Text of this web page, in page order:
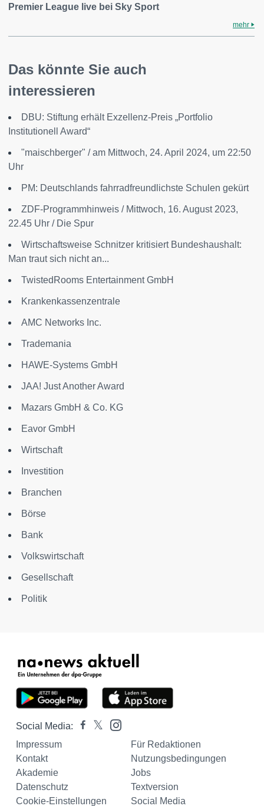
Premier League live bei Sky Sport
mehr
Das könnte Sie auch
interessieren
DBU: Stiftung erhält Exzellenz-Preis „Portfolio
Institutionell Award“
"maischberger" / am Mittwoch, 24. April 2024, um 22:50
Uhr
PM: Deutschlands fahrradfreundlichste Schulen gekürt
ZDF-Programmhinweis / Mittwoch, 16. August 2023,
22.45 Uhr / Die Spur
Wirtschaftsweise Schnitzer kritisiert Bundeshaushalt:
Man traut sich nicht an...
TwistedRooms Entertainment GmbH
Krankenkassenzentrale
AMC Networks Inc.
Trademania
HAWE-Systems GmbH
JAA! Just Another Award
Mazars GmbH & Co. KG
Eavor GmbH
Wirtschaft
Investition
Branchen
Börse
Bank
Volkswirtschaft
Gesellschaft
Politik
Social Media:
Impressum
Für Redaktionen
Kontakt
Nutzungsbedingungen
Akademie
Jobs
Datenschutz
Textversion
Cookie-Einstellungen
Social Media